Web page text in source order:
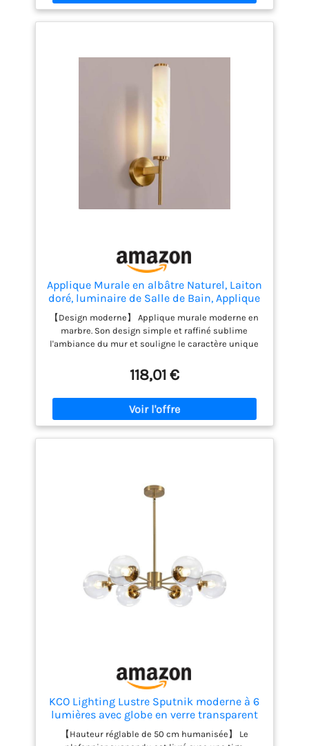
ajustable de 150 cm (59 ") offre une flexibilité
d'installation exceptionnelle, garantissant un
design intérieur. Performance durable et
maintenance facile : Conçu avec des composants
avec un design de remplacement de la lampe sans
exceptionnelle avec un entretien sans effort. Design
conventionnelles, offrant une adaptabilité inégalée
pour les environnements résidentiels et
commerciaux. Idéal pour les villas, les fermes, les
salles à manger, les îlots de cuisine, les chambres,
Applique Murale en albâtre Naturel, Laiton
doré, luminaire de Salle de Bain, Applique
en marbre, éclairage en Pierre et marbre
pour Salon, Cuisine, Restaurant, Couloir,
entrée
【Design moderne】 Applique murale moderne en
marbre. Son design simple et raffiné sublime
l'ambiance du mur et souligne le caractère unique
murales en marbre et laiton possèdent
d'excellentes propriétés telles qu'une grande
dureté, le respect de l'environnement et une
résistance à la corrosion. Leur texture unique en
fait un élément de décoration idéal pour votre
intérieur. 【Source lumineuse et installation
résultat en vaut vraiment la peine ! L'emballage
contient tous les éléments nécessaires pour une
coiffeuse, la cuisine, les toilettes, la salle à manger,
la coiffeuse, l'armoire à miroir, le salon, le hall
d'entrée, le couloir, les escaliers, etc. Cette applique
murale dorée est un choix idéal pour les salons,
restaurants, chambres, escaliers, hôtels, balcons,
118,01 €
KCO Lighting Lustre Sputnik moderne à 6
lumières avec globe en verre transparent
Suspension réglable en laiton du milieu
du siècle Luminaire encastré en laiton
【Hauteur réglable de 50 cm humanisée】 Le